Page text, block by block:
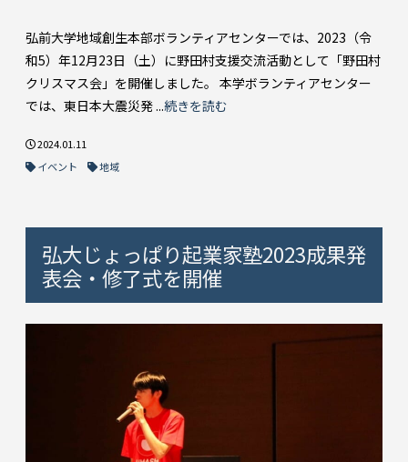
弘前大学地域創生本部ボランティアセンターでは、2023（令
和5）年12月23日（土）に野田村支援交流活動として「野田村
クリスマス会」を開催しました。 本学ボランティアセンター
では、東日本大震災発 ...続きを読む
2024.01.11
イベント
地域
弘大じょっぱり起業家塾2023成果発
表会・修了式を開催